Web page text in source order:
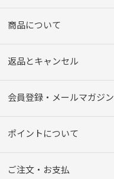
商品について
返品とキャンセル
会員登録・メールマガジン
ポイントについて
ご注文・お支払